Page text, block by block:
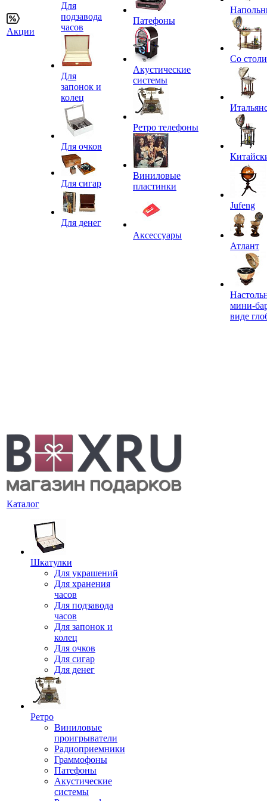
Акции
Для
подзавода
часов
Для
запонок и
колец
Для очков
Для сигар
Для денег
Патефоны
Акустические
системы
Ретро телефоны
Виниловые
пластинки
Аксессуары
Со
Jufeng
Атлант
мини-
виде
Каталог
Шкатулки
Для украшений
Для хранения
часов
Для подзавода
часов
Для запонок и
колец
Для очков
Для сигар
Для денег
Ретро
Виниловые
проигрыватели
Радиоприемники
Граммофоны
Патефоны
Акустические
системы